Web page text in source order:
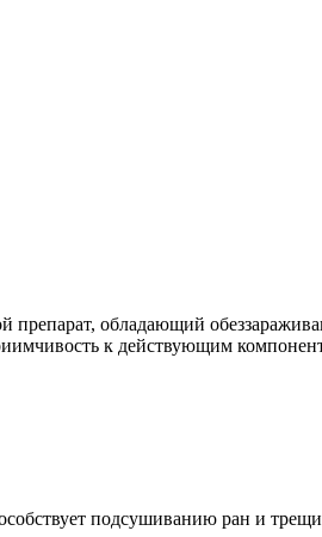
препарат, обладающий
к действующим
подсушиванию ран и